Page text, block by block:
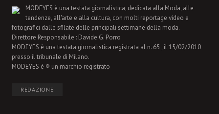
MODEYES è una testata giornalistica, dedicata alla Moda, alle
tendenze, all'arte e alla cultura, con molti reportage video e
fotografici dalle sfilate delle principali settimane della moda.
Direttore Responsabile : Davide G. Porro
MODEYES è una testata giornalistica registrata al n. 65 , il 15/02/2010
presso il tribunale di Milano.
MODEYES è ® un marchio registrato
REDAZIONE